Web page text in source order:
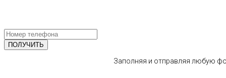
Заполняя и отправляя любую